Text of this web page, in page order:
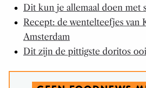
Dit kun je allemaal doen met
Recept: de wentelteefjes van
Amsterdam
Dit zijn de pittigste doritos